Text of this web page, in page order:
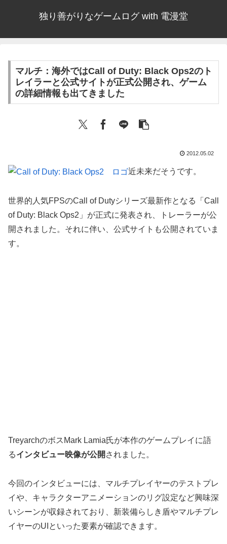
独り善がりなゲームログ with 電漫堂
マルチ：海外ではCall of Duty: Black Ops2のト
レイラーと公式サイトが正式公開され、ゲーム
の詳細情報も出てきました
2012.05.02
近未来だそうです。
世界的人気FPSのCall of Dutyシリーズ最新作となる「Call
of Duty: Black Ops2」が正式に発表され、トレーラーが公
開されました。それに伴い、公式サイトも公開されていま
す。
TreyarchのボスMark Lamia氏が本作のゲームプレイに語
るインタビュー映像が公開 されました。
今回のインタビューには、マルチプレイヤーのテストプレ
イや、キャラクターアニメーションのリグ設定など興味深
いシーンが収録されており、新装備らしき盾やマルチプレ
イヤーのUIといった要素が確認できます。